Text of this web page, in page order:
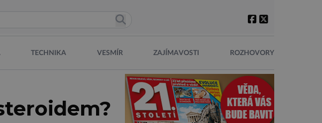
TECHNIKA VESMÍR ZAJÍMAVOSTI ROZHOVORY